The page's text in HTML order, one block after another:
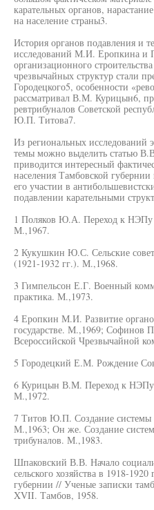
карательных органов,
на население страны3.
История органов подавления и
исследований М.И. Еропкина и
организационного
чрезвычайных структур стали
Городецкого5, особенности
рассматривал В.М. Курицын6,
ревтрибуналов Советской
Ю.П. Титова7.
Из региональных исследований
темы можно выделить статью
приводится интересный
населения Тамбовской
его участии в
подавлении карательными
1 Поляков Ю.А. Переход к НЭПу
М.,1967.
2 Кукушкин Ю.С. Сельские
(1921-1932 гг.). М.,1968.
3 Гимпельсон Е.Г. Военный
практика. М.,1973.
4 Еропкин М.И. Развитие
государстве. М.,1969; Софинов
Всероссийской Чрезвычайной
5 Городецкий Е.М. Рождение
6 Курицын В.М. Переход к НЭПу
М.,1972.
7 Титов Ю.П. Создание системы
М.,1963; Он же. Создание
трибуналов. М.,1983.
Шпаковский В.В. Начало
сельского хозяйства в 1918-
губернии // Ученые записки
XVII. Тамбов, 1958.